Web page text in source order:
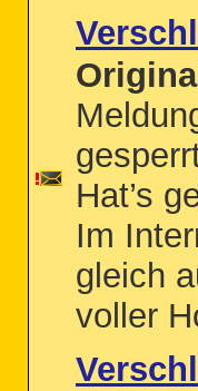
Original
Hat’s
Im
gleich
voller